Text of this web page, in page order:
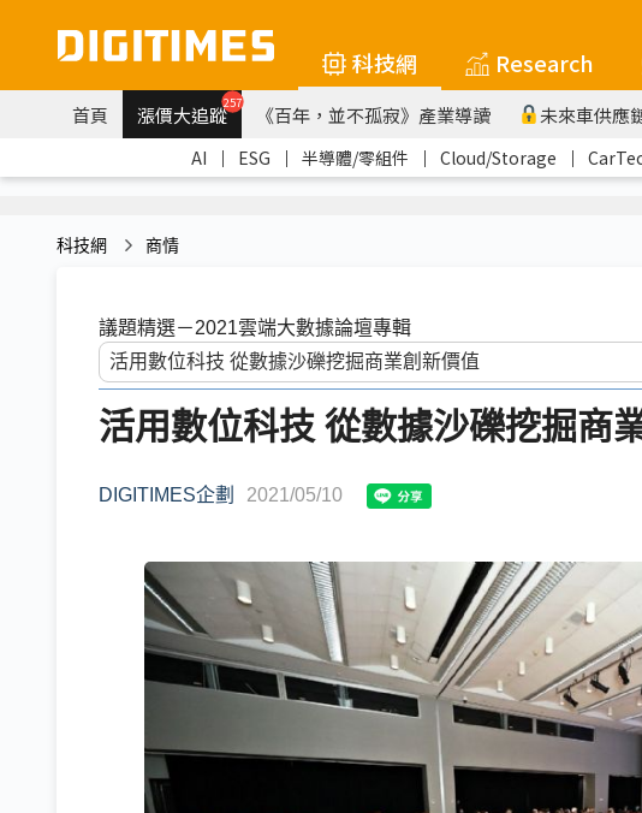
科技網 Research
首頁 漲價大追蹤257 《百年，並不孤寂》產業導讀 未來車供應
AI ｜ ESG ｜ 半導體/零組件 ｜ Cloud/Storage ｜
科技網 商情
議題精選－2021雲端大數據論壇專輯
活用數位科技 從數據沙礫挖掘商
DIGITIMES企劃 2021/05/10